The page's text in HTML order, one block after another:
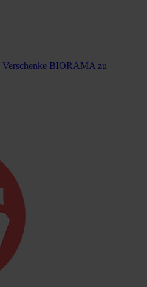
Verschenke BIORAMA zu